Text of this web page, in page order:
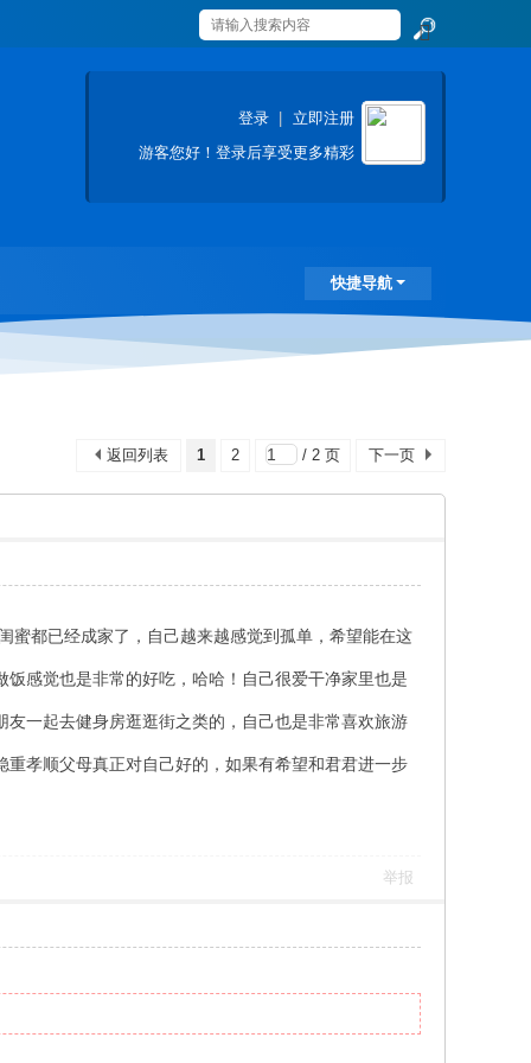
索
登录
立即注册
游客您好！登录后享受更多精彩
快捷导航
1 2 / 2 页 下一页
返回列表
都已经成家了，自己越来越感觉到孤单，希望能在这
感觉也是非常的好吃，哈哈！自己很爱干净家里也是
一起去健身房逛逛街之类的，自己也是非常喜欢旅游
孝顺父母真正对自己好的，如果有希望和君君进一步
举报